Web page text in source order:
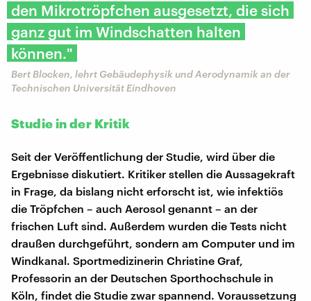
den Mikrotröpfchen ausgesetzt, die sich
ganz gut im Windschatten halten
können."
Bert Blocken, lehrt Gebäudephysik und Aerodynamik an der
Technischen Universität Eindhoven
Studie in der Kritik
Seit der Veröffentlichung der Studie, wird über die
Ergebnisse diskutiert. Kritiker stellen die Aussagekraft
in Frage, da bislang nicht erforscht ist, wie infektiös
die Tröpfchen – auch Aerosol genannt – an der
frischen Luft sind. Außerdem wurden die Tests nicht
draußen durchgeführt, sondern am Computer und im
Windkanal. Sportmedizinerin Christine Graf,
Professorin an der Deutschen Sporthochschule in
Köln, findet die Studie zwar spannend. Voraussetzung